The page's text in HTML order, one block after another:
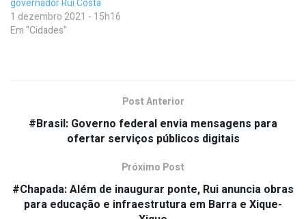
governador Rui Costa
1 dezembro 2021 - 15h16
Em "Cidades"
Post Anterior
#Brasil: Governo federal envia mensagens para
ofertar serviços públicos digitais
Próximo Post
#Chapada: Além de inaugurar ponte, Rui anuncia obras
para educação e infraestrutura em Barra e Xique-